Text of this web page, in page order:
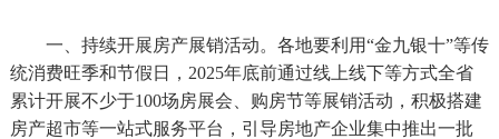
一、持续开展房产展销活动。各地要利用“金九银十”等传
统消费旺季和节假日，2025年底前通过线上线下等方式全省
累计开展不少于100场房展会、购房节等展销活动，积极搭建
房产超市等一站式服务平台，引导房地产企业集中推出一批